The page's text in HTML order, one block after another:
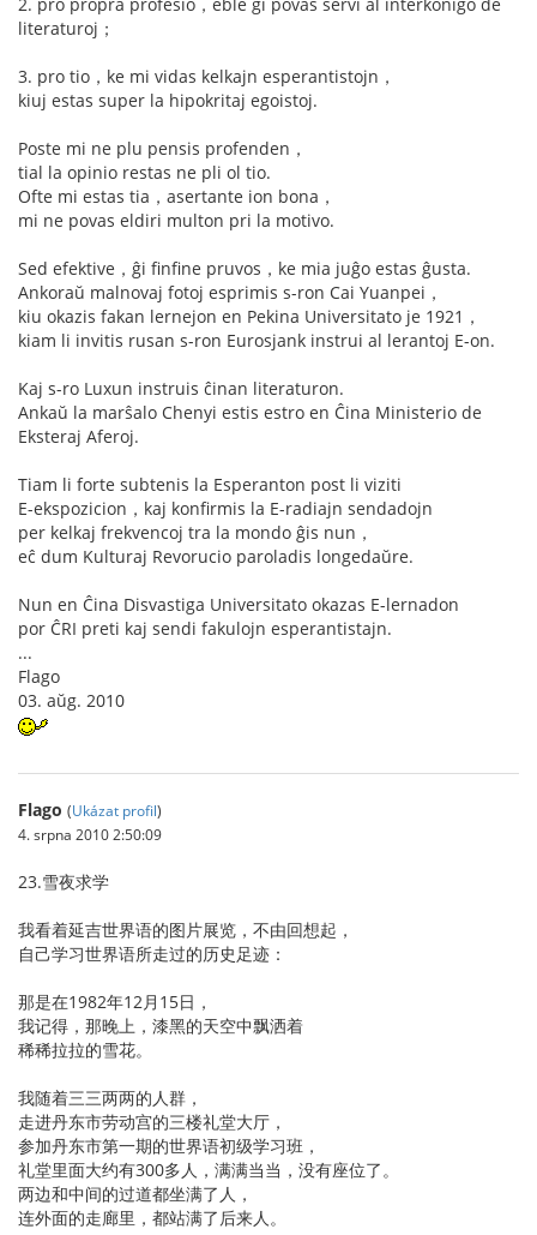
literaturoj；
3. pro tio，ke mi vidas kelkajn esperantistojn，
kiuj estas super la hipokritaj egoistoj.
Poste mi ne plu pensis profenden，
tial la opinio restas ne pli ol tio.
Ofte mi estas tia，asertante ion bona，
mi ne povas eldiri multon pri la motivo.
Sed efektive，ĝi finfine pruvos，ke mia juĝo estas ĝusta.
Ankoraŭ malnovaj fotoj esprimis s-ron Cai Yuanpei，
kiu okazis fakan lernejon en Pekina Universitato je 1921，
kiam li invitis rusan s-ron Eurosjank instrui al lerantoj E-on.
Kaj s-ro Luxun instruis ĉinan literaturon.
Ankaŭ la marŝalo Chenyi estis estro en Ĉina Ministerio de
Eksteraj Aferoj.
Tiam li forte subtenis la Esperanton post li viziti
E-ekspozicion，kaj konfirmis la E-radiajn sendadojn
per kelkaj frekvencoj tra la mondo ĝis nun，
eĉ dum Kulturaj Revorucio paroladis longedaŭre.
Nun en Ĉina Disvastiga Universitato okazas E-lernadon
por ĈRI preti kaj sendi fakulojn esperantistajn.
...
Flago
03. aŭg. 2010
Flago (Ukázat profil)
4. srpna 2010 2:50:09
23.雪夜求学
我看着延吉世界语的图片展览，不由回想起，
自己学习世界语所走过的历史足迹：
那是在1982年12月15日，
我记得，那晚上，漆黑的天空中飘洒着
稀稀拉拉的雪花。
我随着三三两两的人群，
走进丹东市劳动宫的三楼礼堂大厅，
参加丹东市第一期的世界语初级学习班，
礼堂里面大约有300多人，满满当当，没有座位了。
两边和中间的过道都坐满了人，
连外面的走廊里，都站满了后来人。